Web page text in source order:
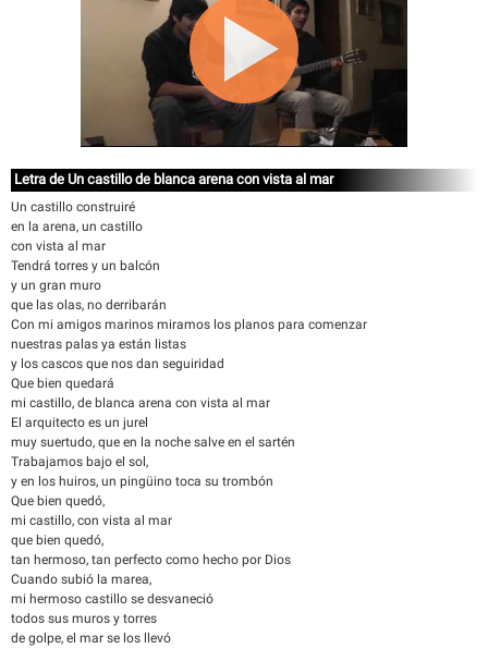
Letra de Un castillo de blanca arena con vista al mar
Un castillo construiré
en la arena, un castillo
con vista al mar
Tendrá torres y un balcón
y un gran muro
que las olas, no derribarán
Con mi amigos marinos miramos los planos para comenzar
nuestras palas ya están listas
y los cascos que nos dan seguiridad
Que bien quedará
mi castillo, de blanca arena con vista al mar
El arquitecto es un jurel
muy suertudo, que en la noche salve en el sartén
Trabajamos bajo el sol,
y en los huiros, un pingüino toca su trombón
Que bien quedó,
mi castillo, con vista al mar
que bien quedó,
tan hermoso, tan perfecto como hecho por Dios
Cuando subió la marea,
mi hermoso castillo se desvaneció
todos sus muros y torres
de golpe, el mar se los llevó